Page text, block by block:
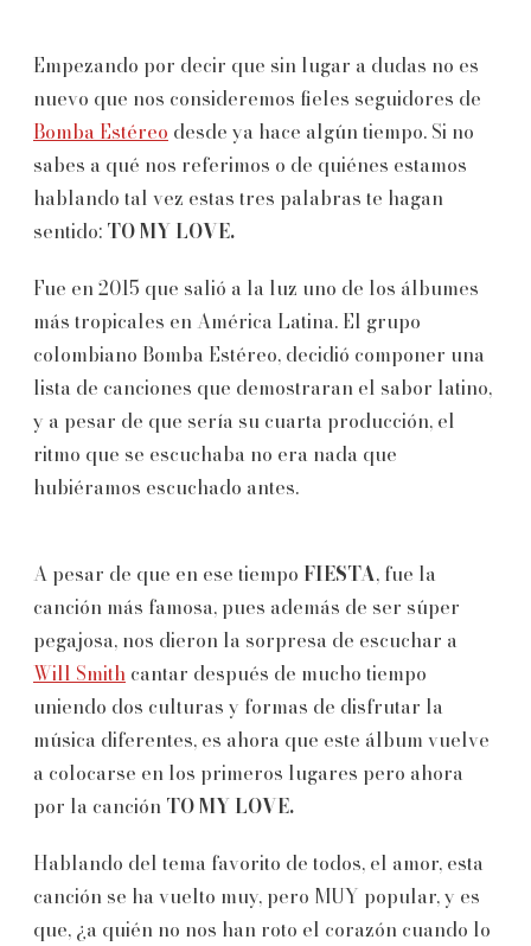
Empezando por decir que sin lugar a dudas no es
nuevo que nos consideremos fieles seguidores de
Bomba Estéreo desde ya hace algún tiempo. Si no
sabes a qué nos referimos o de quiénes estamos
hablando tal vez estas tres palabras te hagan
sentido: TO MY LOVE.
Fue en 2015 que salió a la luz uno de los álbumes
más tropicales en América Latina. El grupo
colombiano Bomba Estéreo, decidió componer una
lista de canciones que demostraran el sabor latino,
y a pesar de que sería su cuarta producción, el
ritmo que se escuchaba no era nada que
hubiéramos escuchado antes.
A pesar de que en ese tiempo FIESTA, fue la
canción más famosa, pues además de ser súper
pegajosa, nos dieron la sorpresa de escuchar a
Will Smith cantar después de mucho tiempo
uniendo dos culturas y formas de disfrutar la
música diferentes, es ahora que este álbum vuelve
a colocarse en los primeros lugares pero ahora
por la canción TO MY LOVE.
Hablando del tema favorito de todos, el amor, esta
canción se ha vuelto muy, pero MUY popular, y es
que, ¿a quién no nos han roto el corazón cuando lo